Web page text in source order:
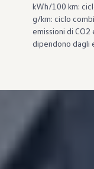
kWh/100 km:
g/km: ciclo
emissioni di
dipendono dagli